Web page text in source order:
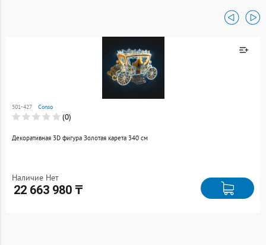
501-427 Conso
(0)
Декоративная 3D фигура Золотая карета 340 см
Наличие Нет
22 663 980 ₸